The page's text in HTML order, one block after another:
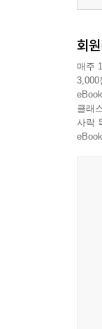
회
매주
3,000
클래
사락